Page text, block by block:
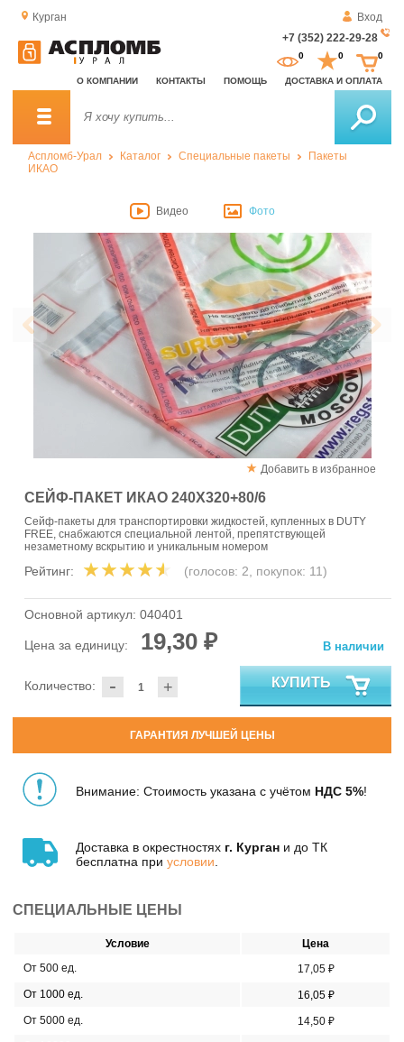
Курган
Вход
+7 (352) 222-29-28
О КОМПАНИИ КОНТАКТЫ ПОМОЩЬ ДОСТАВКА И ОПЛАТА
0 0 0
Аспломб-Урал Каталог Специальные пакеты
Пакеты
ИКАО
Добавить в избранное
СЕЙФ-ПАКЕТ ИКАО 240Х320+80/6
Сейф-пакеты для транспортировки жидкостей, купленных в DUTY
FREE, снабжаются специальной лентой, препятствующей
незаметному вскрытию и уникальным номером
Рейтинг: (голосов: 2, покупок: 11)
Основной артикул: 040401
Цена за единицу: 19,30 ₽
- +
Количество:
В наличии
КУПИТЬ
ГАРАНТИЯ ЛУЧШЕЙ ЦЕНЫ
Внимание: Стоимость указана с учётом НДС 5%!
Доставка в окрестностях г. Курган и до ТК
бесплатна при условии
СПЕЦИАЛЬНЫЕ ЦЕНЫ
Условие
Цена
От 500 ед.
17,05 ₽
От 1000 ед.
16,05 ₽
От 5000 ед.
14,50 ₽
Видео Фото